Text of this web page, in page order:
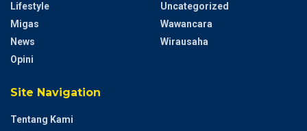
Lifestyle
Migas
News
Opini
Uncategorized
Wawancara
Wirausaha
Site Navigation
Tentang Kami